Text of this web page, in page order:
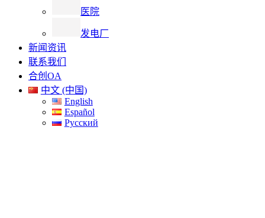
医院
发电厂
新闻资讯
联系我们
合创OA
中文 (中国)
English
Español
Русский